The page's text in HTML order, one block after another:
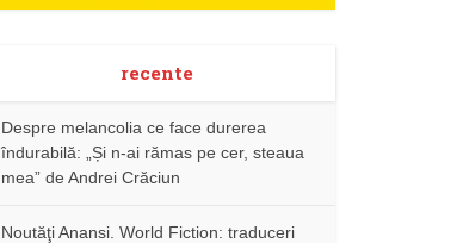
recente
Despre melancolia ce face durerea
îndurabilă: „Și n-ai rămas pe cer, steaua
mea” de Andrei Crăciun
Noutăţi Anansi. World Fiction: traduceri